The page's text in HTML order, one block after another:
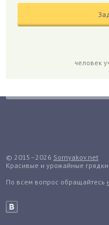
Годжи
Голубика
Гуава
Гузмания
Дайкон
человек
© 2015–2026 Sornyakov.net
Красивые и урожайные
По всем вопрос обращайтесь